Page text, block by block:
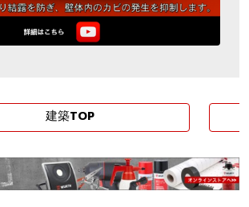
建築TOP